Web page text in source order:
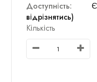
Доступність:
відрізнятись)
Кількість